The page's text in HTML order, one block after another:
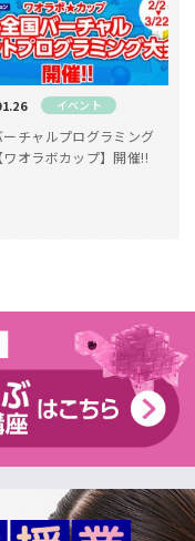
イベント
チャルプログラミング
ワオラボカップ】開催!!